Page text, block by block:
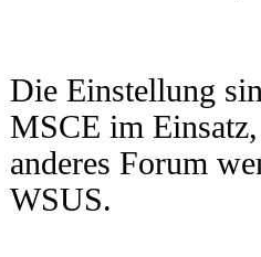
Die Einstellung
MSCE im
anderes Forum
WSUS.